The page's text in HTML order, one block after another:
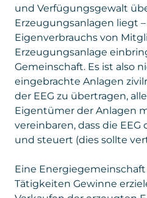
und Verfügungsgewalt
Erzeugungsanlagen liegt
Eigenverbrauchs von
Erzeugungsanlage
Gemeinschaft. Es ist also
eingebrachte Anlagen
der EEG zu übertragen,
Eigentümer der Anlagen
vereinbaren, dass die
und steuert (dies sollte
Eine
Tätigkeiten Gewinne